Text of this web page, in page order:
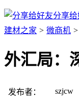
分享给
建材之家 > 微商机 >
外汇局：
发布者： szjcw